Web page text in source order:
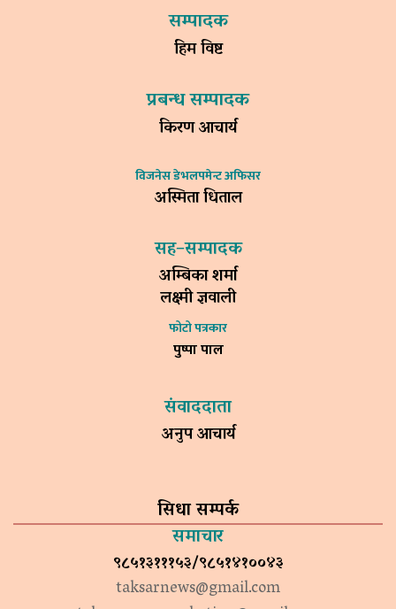
सम्पादक
हिम विष्ट
प्रबन्ध सम्पादक
किरण आचार्य
विजनेस डेभलपमेन्ट अफिसर
अस्मिता धिताल
सह–सम्पादक
अम्बिका शर्मा
लक्ष्मी ज्ञवाली
फोटो पत्रकार
पुष्पा पाल
संवाददाता
अनुप आचार्य
सिधा सम्पर्क
समाचार
९८५१३१११५३/९८५१४१००४३
taksarnews@gmail.com